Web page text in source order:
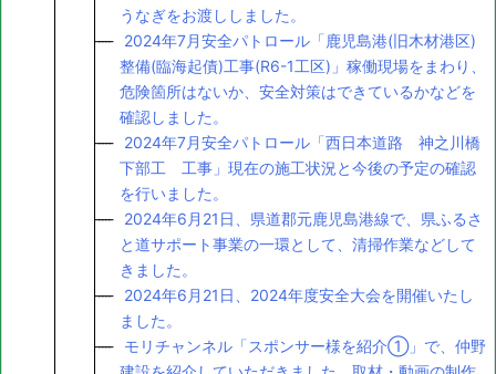
うなぎをお渡ししました。
2024年7月安全パトロール「鹿児島港(旧木材港区)
整備(臨海起債)工事(R6-1工区)」稼働現場をまわり、
危険箇所はないか、安全対策はできているかなどを
確認しました。
2024年7月安全パトロール「西日本道路 神之川橋
下部工 工事」現在の施工状況と今後の予定の確認
を行いました。
2024年6月21日、県道郡元鹿児島港線で、県ふるさ
と道サポート事業の一環として、清掃作業などして
きました。
2024年6月21日、2024年度安全大会を開催いたし
ました。
モリチャンネル「スポンサー様を紹介①」で、仲野